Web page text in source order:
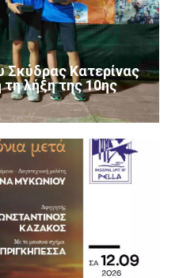
Κατερίνας
λήξη της 10ης